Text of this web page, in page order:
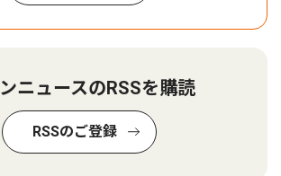
ニュースのRSSを購読
RSSのご登録